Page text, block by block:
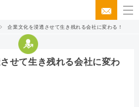
企業文化を浸透させて生き残れる会社に変わる！
せて生き残れる会社に変わ